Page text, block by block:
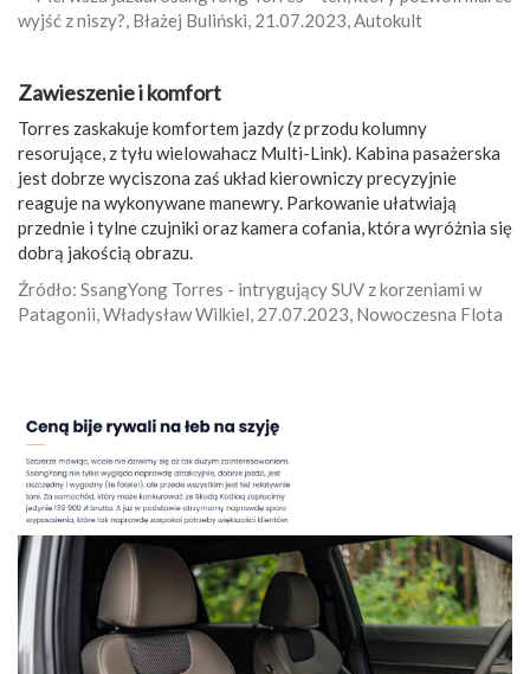
wyjść z niszy?, Błażej Buliński, 21.07.2023, Autokult
Zawieszenie i komfort
Torres zaskakuje komfortem jazdy (z przodu kolumny
resorujące, z tyłu wielowahacz Multi-Link). Kabina pasażerska
jest dobrze wyciszona zaś układ kierowniczy precyzyjnie
reaguje na wykonywane manewry. Parkowanie ułatwiają
przednie i tylne czujniki oraz kamera cofania, która wyróżnia się
dobrą jakością obrazu.
Źródło: SsangYong Torres - intrygujący SUV z korzeniami w
Patagonii, Władysław Wilkiel, 27.07.2023, Nowoczesna Flota